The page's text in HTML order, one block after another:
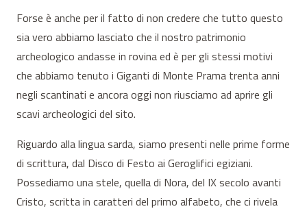
Forse è anche per il fatto di non credere che tutto questo
sia vero abbiamo lasciato che il nostro patrimonio
archeologico andasse in rovina ed è per gli stessi motivi
che abbiamo tenuto i Giganti di Monte Prama trenta anni
negli scantinati e ancora oggi non riusciamo ad aprire gli
scavi archeologici del sito.
Riguardo alla lingua sarda, siamo presenti nelle prime forme
di scrittura, dal Disco di Festo ai Geroglifici egiziani.
Possediamo una stele, quella di Nora, del IX secolo avanti
Cristo, scritta in caratteri del primo alfabeto, che ci rivela